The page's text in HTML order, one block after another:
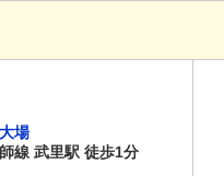
場
線 武里駅 徒歩1分